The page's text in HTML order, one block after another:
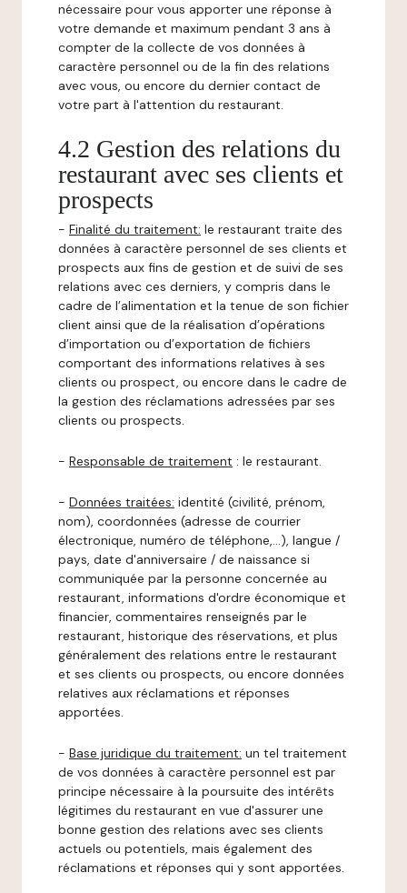
nécessaire pour vous apporter une réponse à
votre demande et maximum pendant 3 ans à
compter de la collecte de vos données à
caractère personnel ou de la fin des relations
avec vous, ou encore du dernier contact de
votre part à l'attention du restaurant.
4.2 Gestion des relations du
restaurant avec ses clients et
prospects
- Finalité du traitement: le restaurant traite des
données à caractère personnel de ses clients et
prospects aux fins de gestion et de suivi de ses
relations avec ces derniers, y compris dans le
cadre de l’alimentation et la tenue de son fichier
client ainsi que de la réalisation d’opérations
d’importation ou d’exportation de fichiers
comportant des informations relatives à ses
clients ou prospect, ou encore dans le cadre de
la gestion des réclamations adressées par ses
clients ou prospects.
- Responsable de traitement : le restaurant.
- Données traitées: identité (civilité, prénom,
nom), coordonnées (adresse de courrier
électronique, numéro de téléphone,…), langue /
pays, date d'anniversaire / de naissance si
communiquée par la personne concernée au
restaurant, informations d'ordre économique et
financier, commentaires renseignés par le
restaurant, historique des réservations, et plus
généralement des relations entre le restaurant
et ses clients ou prospects, ou encore données
relatives aux réclamations et réponses
apportées.
- Base juridique du traitement: un tel traitement
de vos données à caractère personnel est par
principe nécessaire à la poursuite des intérêts
légitimes du restaurant en vue d'assurer une
bonne gestion des relations avec ses clients
actuels ou potentiels, mais également des
réclamations et réponses qui y sont apportées.